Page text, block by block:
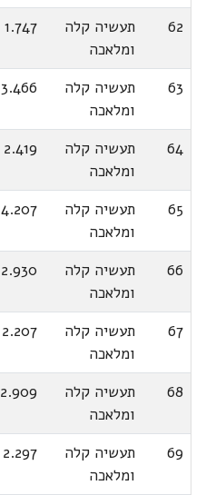
62
תעשיה קלה
ומלאכה
1.747
63
תעשיה קלה
ומלאכה
3.466
64
תעשיה קלה
ומלאכה
2.419
65
תעשיה קלה
ומלאכה
4.207
66
תעשיה קלה
ומלאכה
2.930
67
תעשיה קלה
ומלאכה
2.207
68
תעשיה קלה
ומלאכה
2.909
69
תעשיה קלה
ומלאכה
2.297